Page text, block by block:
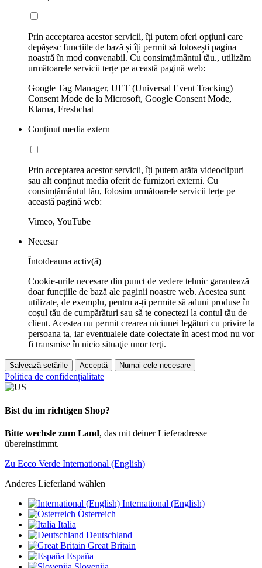
Prin acceptarea acestor servicii, îți putem oferi opțiuni care
depășesc funcțiile de bază și îți permit să folosești pagina
noastră în mod convenabil. Cu consimțământul tău., utilizăm
următoarele servicii terțe pe această pagină web:
Google Tag Manager, UET (Universal Event Tracking)
Consent Mode de la Microsoft, Google Consent Mode,
Klarna, Freshchat
Conținut media extern
Prin acceptarea acestor servicii, îți putem arăta videoclipuri
sau alt conținut media oferit de furnizori externi. Cu
consimțământul tău, folosim următoarele servicii terțe pe
această pagină web:
Vimeo, YouTube
Necesar
Întotdeauna activ(ă)
Cookie-urile necesare din punct de vedere tehnic garantează
doar funcțiile de bază ale paginii noastre web. Acestea sunt
utilizate, de exemplu, pentru a-ți permite să aduni produse în
coșul tău de cumpărături sau să te conectezi la contul tău de
client. Acestea nu permit crearea niciunei legături cu privire la
persoana ta, iar eventualele date colectate în acest mod nu vor
fi transmise în nicio situaţie unor terţi.
Salvează setările Acceptă Numai cele necesare
Politica de confidențialitate
Bist du im richtigen Shop?
Bitte wechsle zum Land, das mit deiner Lieferadresse
übereinstimmt.
Zu Ecco Verde International (English)
Anderes Lieferland wählen
International (English)
Österreich
Italia
Deutschland
Great Britain
España